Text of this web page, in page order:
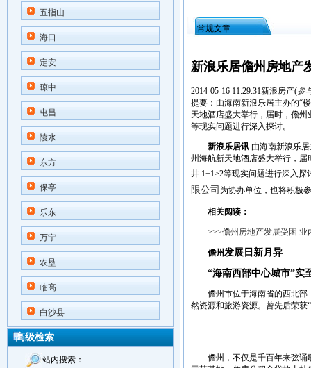
五指山
海口
定安
琼中
屯昌
陵水
东方
保亭
乐东
万宁
农垦
临高
白沙县
高级检索
站内搜索：
常规文章
新浪乐居儋州房地产
2014-05-16 11:29:31新浪房产(参
提要：由海南新浪乐居主办的“
天地酒店盛大举行，届时，儋
等现实问题进行深入探讨。
新浪乐居讯 由海南新浪乐
州海航新天地酒店盛大举行，
井 1+1>2等现实问题进行深入
限公司 为协办单位，也将积极
相关阅读：
>>>儋州房地产发展受困
儋州 发展日新月异
“海南西部中心城市”实
儋州市位于海南省的西北部，
然资源和旅游资源。曾先后荣获
儋州，不仅是千百年来弦诵